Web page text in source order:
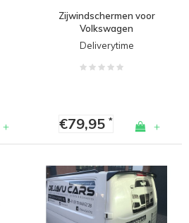
+
Zijwindschermen voor
Volkswagen
Transporter T5 / T6
Deliverytime
€79,95* +